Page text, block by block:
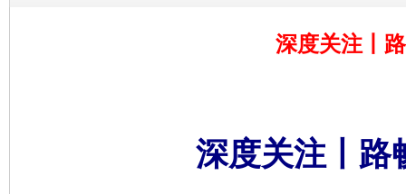
深度关注丨
深度关注丨路